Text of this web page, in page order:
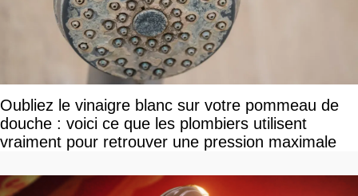
Oubliez le vinaigre blanc sur votre pommeau de
douche : voici ce que les plombiers utilisent
vraiment pour retrouver une pression maximale